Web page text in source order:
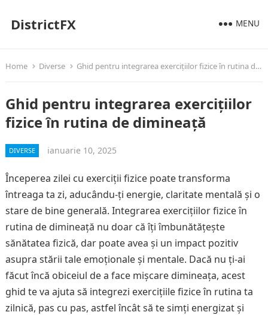
DistrictFX MENU
Home Diverse Ghid pentru integrarea exercițiilor fizice în rutina de dimineață
Ghid pentru integrarea exercițiilor
fizice în rutina de dimineață
DIVERSE ianuarie 10, 2025
Începerea zilei cu exerciții fizice poate transforma
întreaga ta zi, aducându-ți energie, claritate mentală și o
stare de bine generală. Integrarea exercițiilor fizice în
rutina de dimineață nu doar că îți îmbunătățește
sănătatea fizică, dar poate avea și un impact pozitiv
asupra stării tale emoționale și mentale. Dacă nu ți-ai
făcut încă obiceiul de a face mișcare dimineața, acest
ghid te va ajuta să integrezi exercițiile fizice în rutina ta
zilnică, pas cu pas, astfel încât să te simți energizat și